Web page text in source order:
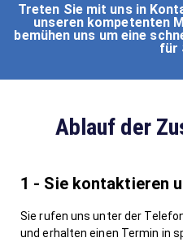
Treten Sie mit uns in
unseren kompetenten
bemühen uns um eine
für
Ablauf der
1 - Sie kontaktieren
Sie rufen uns unter der
und erhalten einen Termin in